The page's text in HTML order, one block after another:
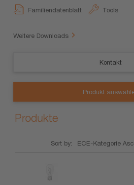
Familiendatenblatt Tools
Weitere Downloads
Kontakt
Produkt
Produkte
Sort by: